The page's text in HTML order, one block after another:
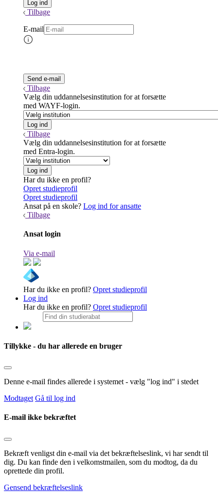
Tilbage
E-mail
Tilbage
Vælg din uddannelsesinstitution for at forsætte
med WAYF-login.
Tilbage
Vælg din uddannelsesinstitution for at forsætte
med Entra-login.
Har du ikke en profil?
Opret studieprofil
Opret studieprofil
Ansat på en skole? Log ind for ansatte
Tilbage
Ansat login
Via e-mail
Har du ikke en profil? Opret studieprofil
Log ind
Har du ikke en profil? Opret studieprofil
Tillykke - du har allerede en bruger
Denne e-mail findes allerede i systemet - vælg "log ind" i stedet
Modtaget Gå til log ind
E-mail ikke bekræftet
Bekræft venligst din e-mail via det bekræftelseslink, vi har sendt til
dig. Du kan finde den i velkomstmailen, som du modtog, da du
oprettede din profil.
Gensend bekræftelseslink